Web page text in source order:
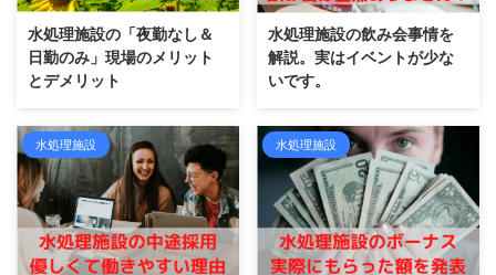
水処理施設の「夜勤なし＆
日勤のみ」現場のメリット
とデメリット
水処理施設の飲み会事情を
解説。実はイベントが少な
いです。
水処理施設 水処理施設